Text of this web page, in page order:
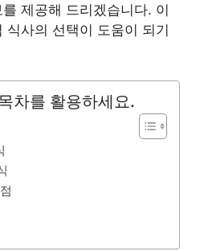
제공해 드리겠습니다. 이
식사의 선택이 도움이 되기
차를 활용하세요.